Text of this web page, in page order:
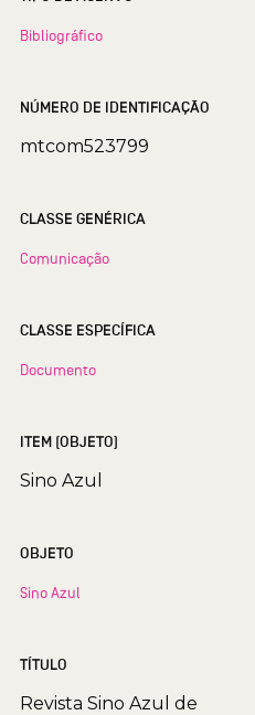
Bibliográfico
NÚMERO DE IDENTIFICAÇÃO
mtcom523799
CLASSE GENÉRICA
Comunicação
CLASSE ESPECÍFICA
Documento
ITEM (OBJETO)
Sino Azul
OBJETO
Sino Azul
TÍTULO
Revista Sino Azul de